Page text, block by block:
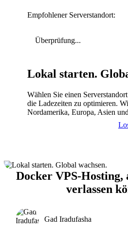
Empfohlener Serverstandort:
Überprüfung...
Lokal starten.
Wählen Sie einen
die Ladezeiten zu optimieren.
Nordamerika, Europa, Asien
Docker VPS-Hosting,
verlassen
Gad Iradufasha